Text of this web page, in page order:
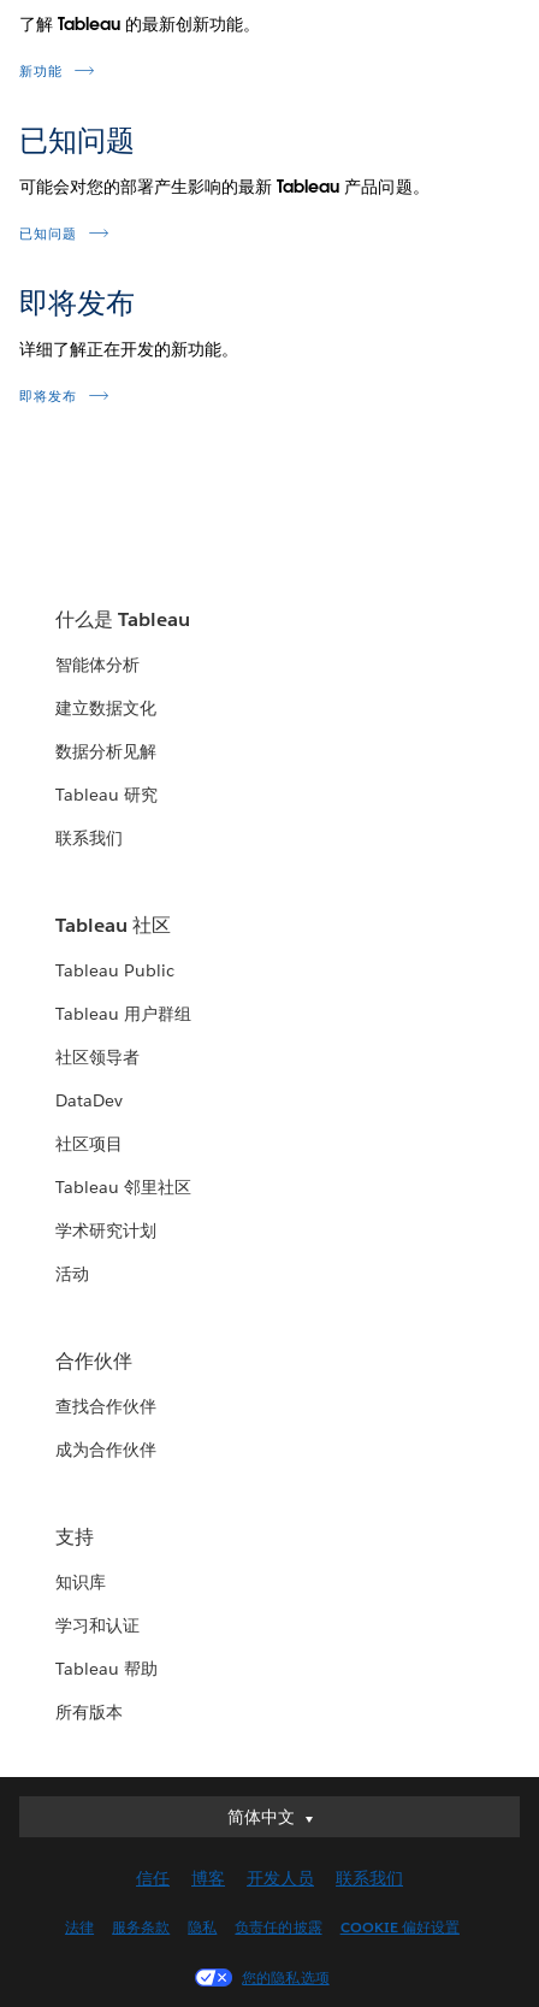
了解 Tableau 的最新创新功能。
新功能
已知问题
可能会对您的部署产生影响的最新 Tableau 产品问题。
已知问题
即将发布
详细了解正在开发的新功能。
即将发布
什么是 Tableau
智能体分析
建立数据文化
数据分析见解
Tableau 研究
联系我们
Tableau 社区
Tableau Public
Tableau 用户群组
社区领导者
DataDev
社区项目
Tableau 邻里社区
学术研究计划
活动
合作伙伴
查找合作伙伴
成为合作伙伴
支持
知识库
学习和认证
Tableau 帮助
所有版本
简体中文
简体中文
English (UK)
Français (Canada)
信任 博客 开发人员 联系我们
法律 服务条款 隐私 负责任的披露 COOKIE 偏好设置
您的隐私选项